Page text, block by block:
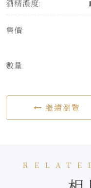
酒精濃度:
售價:
數量:
繼續瀏覽